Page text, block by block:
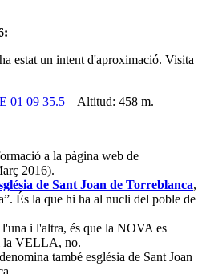
estat un intent d'aproximació. Visita
01 09 35.5 – Altitud: 458 m.
a la pàgina web de
2016).
de Sant Joan de Torreblanca,
És la que hi ha al nucli del poble de
i l'altra, és que la NOVA es
la VELLA, no.
també església de Sant Joan